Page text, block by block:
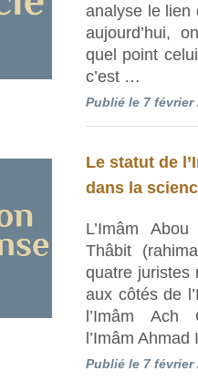
analyse le lien
aujourd’hui,
quel point
c’est …
Publié le 7 février
Le statut de
dans la
L’Imâm
Thâbit
quatre juristes
aux côtés de
l’Imâm Ach
l’Imâm
Publié le 7 février